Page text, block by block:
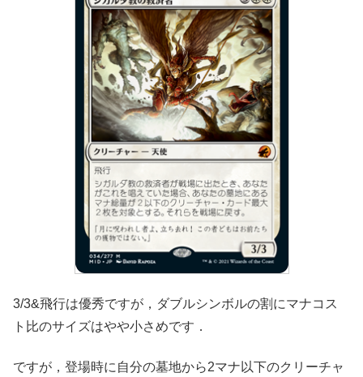
3/3&飛行は優秀ですが，ダブルシンボルの割にマナコス
ト比のサイズはやや小さめです．
ですが，登場時に自分の墓地から2マナ以下のクリーチャ